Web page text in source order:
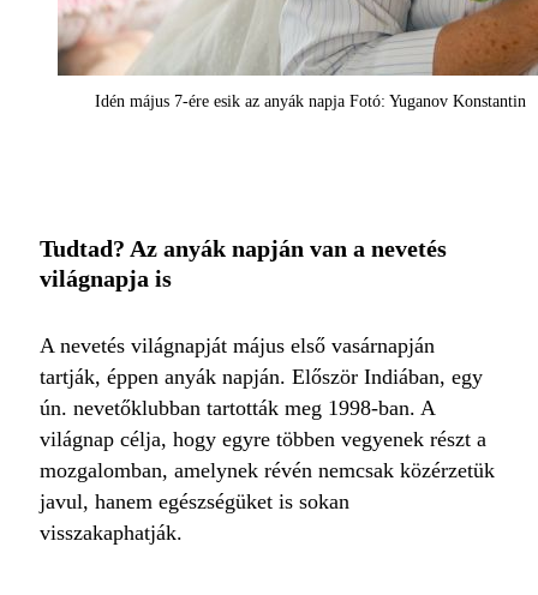
Idén május 7-ére esik az anyák napja Fotó: Yuganov Konstantin
Tudtad? Az anyák napján van a nevetés
világnapja is
A nevetés világnapját május első vasárnapján
tartják, éppen anyák napján. Először Indiában, egy
ún. nevetőklubban tartották meg 1998-ban. A
világnap célja, hogy egyre többen vegyenek részt a
mozgalomban, amelynek révén nemcsak közérzetük
javul, hanem egészségüket is sokan
visszakaphatják.